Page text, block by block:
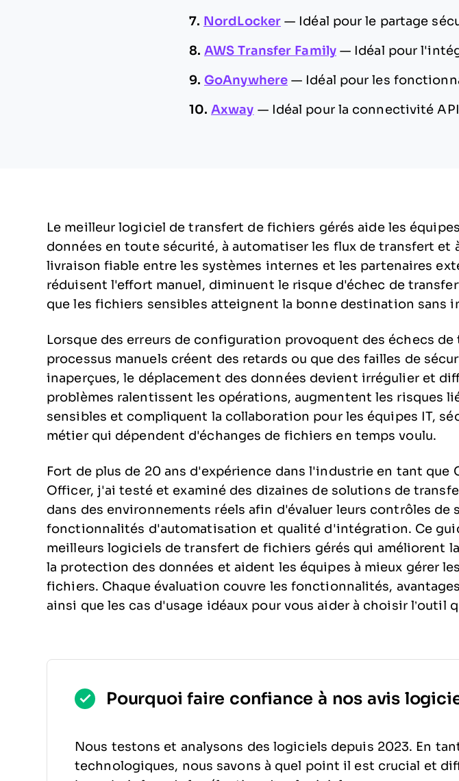
7. NordLocker — Idéal pour le partage
8. AWS Transfer Family — Idéal pour
9. GoAnywhere — Idéal pour les
10. Axway — Idéal pour la connectivité API
Le meilleur logiciel de transfert de fichiers gérés aide les
données en toute sécurité, à automatiser les flux de transfert et
livraison fiable entre les systèmes internes et les partenaires
réduisent l'effort manuel, diminuent le risque d'échec de
que les fichiers sensibles atteignent la bonne destination sans
Lorsque des erreurs de configuration provoquent des échecs de
processus manuels créent des retards ou que des failles de
inaperçues, le déplacement des données devient irrégulier et
problèmes ralentissent les opérations, augmentent les risques
sensibles et compliquent la collaboration pour les équipes IT,
métier qui dépendent d'échanges de fichiers en temps voulu.
Fort de plus de 20 ans d'expérience dans l'industrie en tant que
Officer, j'ai testé et examiné des dizaines de solutions de
dans des environnements réels afin d'évaluer leurs contrôles de
fonctionnalités d'automatisation et qualité d'intégration. Ce
meilleurs logiciels de transfert de fichiers gérés qui améliorent
la protection des données et aident les équipes à mieux gérer
fichiers. Chaque évaluation couvre les fonctionnalités,
ainsi que les cas d'usage idéaux pour vous aider à choisir l’outil
Pourquoi faire confiance à nos avis
Nous testons et analysons des logiciels depuis 2023. En
technologiques, nous savons à quel point il est crucial et